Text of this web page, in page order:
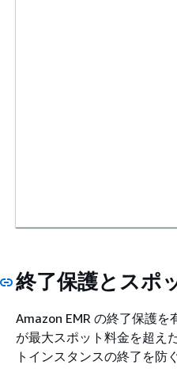
終了保護とスポ
Amazon EMR の終了保護
が最大スポット料金を超え
トインスタンスの終了を防